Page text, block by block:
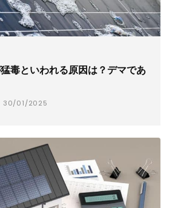
毒といわれる原因は？デマであ
30/01/2025